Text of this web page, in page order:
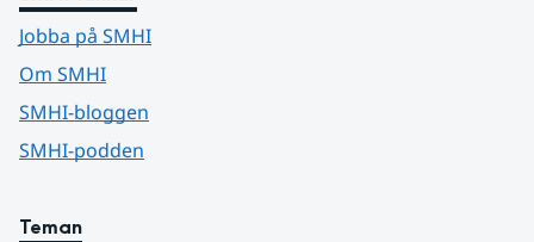
Jobba på SMHI
Om SMHI
SMHI-bloggen
SMHI-podden
Teman